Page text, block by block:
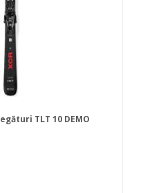
TLT 10 DEMO